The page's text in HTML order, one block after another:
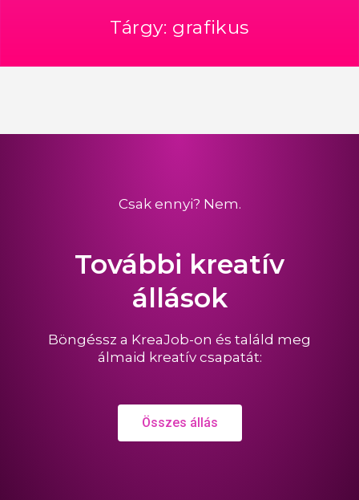
Tárgy: grafikus
Csak ennyi? Nem.
További kreatív
állások
Böngéssz a KreaJob-on és találd meg
álmaid kreatív csapatát:
Összes állás